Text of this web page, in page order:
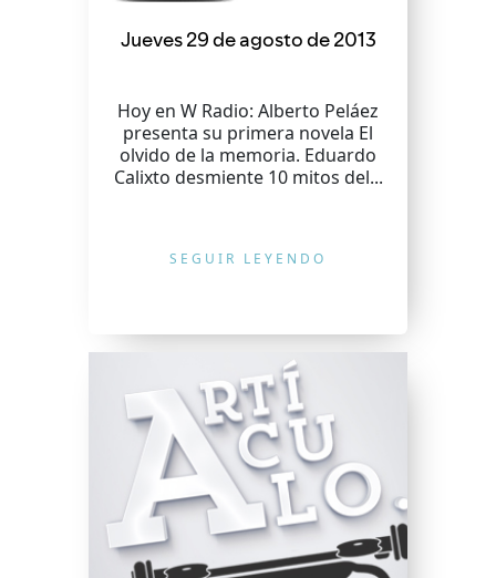
Jueves 29 de agosto de 2013
Hoy en W Radio: Alberto Peláez
presenta su primera novela El
olvido de la memoria. Eduardo
Calixto desmiente 10 mitos del...
SEGUIR LEYENDO